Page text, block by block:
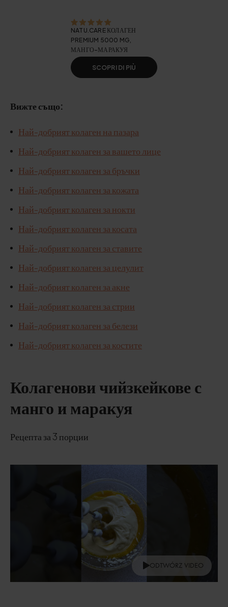
NATU.CARE КОЛАГЕН
PREMIUM 5000 MG,
МАНГО-МАРАКУЯ
SCOPRI DI PIÙ
Вижте също:
Най-добрият колаген на пазара
Най-добрият колаген за вашето лице
Най-добрият колаген за бръчки
Най-добрият колаген за кожата
Най-добрият колаген за нокти
Най-добрият колаген за косата
Най-добрият колаген за ставите
Най-добрият колаген за целулит
Най-добрият колаген за акне
Най-добрият колаген за стрии
Най-добрият колаген за белези
Най-добрият колаген за костите
Колагенови чийзкейкове с
манго и маракуя
Рецепта за 3 порции
ODTWÓRZ VIDEO